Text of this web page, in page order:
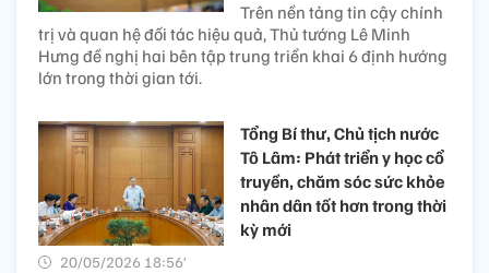
Trên nền tảng tin cậy chính
trị và quan hệ đối tác hiệu quả, Thủ tướng Lê Minh
Hưng đề nghị hai bên tập trung triển khai 6 định hướng
lớn trong thời gian tới.
Tổng Bí thư, Chủ tịch nước
Tô Lâm: Phát triển y học cổ
truyền, chăm sóc sức khỏe
nhân dân tốt hơn trong thời
kỳ mới
20/05/2026 18:56’